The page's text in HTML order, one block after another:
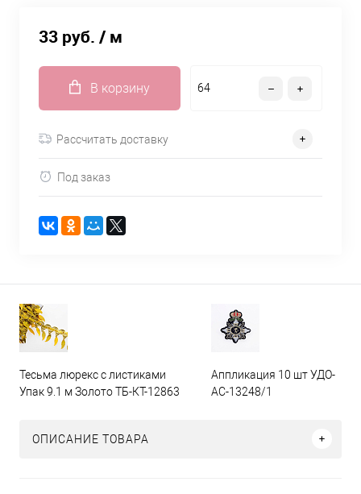
33 руб. / м
В корзину
Рассчитать доставку
Под заказ
Тесьма люрекс с листиками
Упак 9.1 м Золото ТБ-КТ-12863
Аппликация 10 шт УДО-
АС-13248/1
ОПИСАНИЕ ТОВАРА